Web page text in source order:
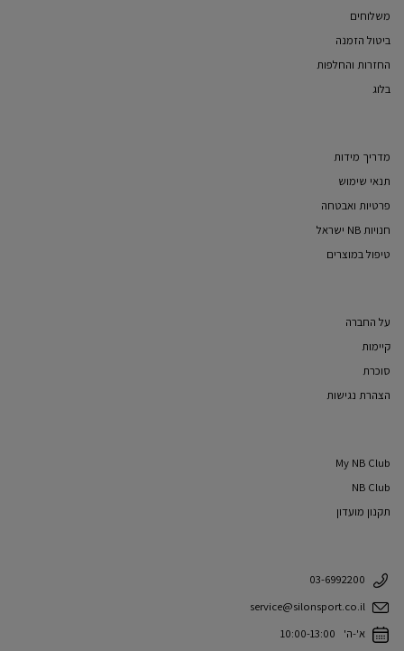
משלוחים
ביטול הזמנה
החזרות והחלפות
בלוג
מדריך מידות
תנאי שימוש
פרטיות ואבטחה
חנויות NB ישראל
טיפול במוצרים
על החברה
קיימות
סוכרת
הצהרת נגישות
My NB Club
NB Club
תקנון מועדון
03-6992200
service@silonsport.co.il
א'-ה' 10:00-13:00